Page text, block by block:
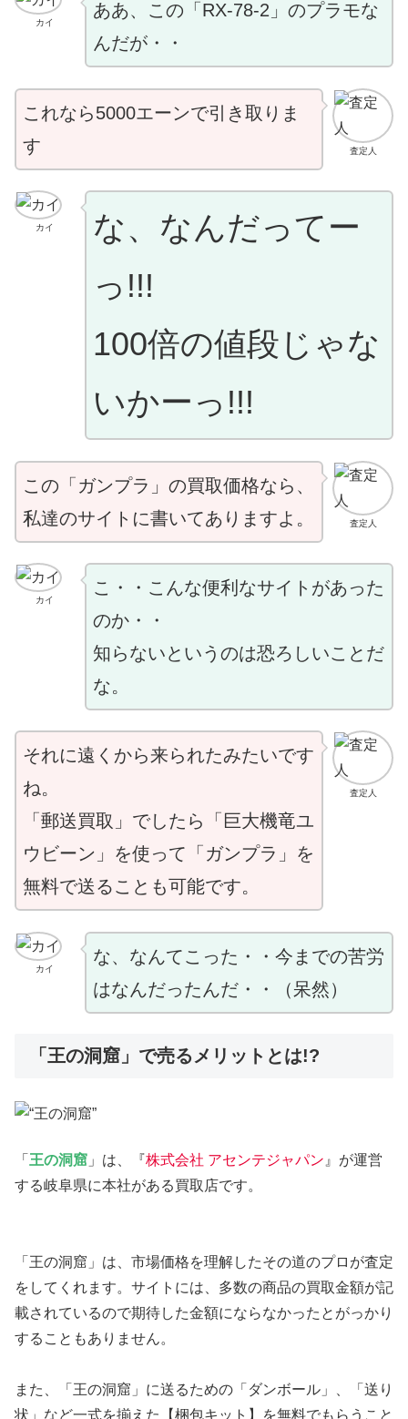
カイ
ああ、この「RX-78-2」のプラモな
んだが・・
査定人
これなら5000エーンで引き取りま
す
カイ
な、なんだってー
っ!!!
100倍の値段じゃな
いかーっ!!!
査定人
この「ガンプラ」の買取価格なら、
私達のサイトに書いてありますよ。
カイ
こ・・こんな便利なサイトがあった
のか・・
知らないというのは恐ろしいことだ
な。
査定人
それに遠くから来られたみたいです
ね。
「郵送買取」でしたら「巨大機竜ユ
ウビーン」を使って「ガンプラ」を
無料で送ることも可能です。
カイ
な、なんてこった・・今までの苦労
はなんだったんだ・・（呆然）
「王の洞窟」で売るメリットとは!?
「 王の洞窟 」は、『株式会社 アセンテジャパン 』が運営
する岐阜県に本社がある買取店です。
「王の洞窟」は、市場価格を理解したその道のプロが査定
をしてくれます。サイトには、多数の商品の買取金額が記
載されているので期待した金額にならなかったとがっかり
することもありません。
また、「王の洞窟」に送るための「ダンボール」、「送り
状」など一式を揃えた【梱包キット】を無料でもらうこと